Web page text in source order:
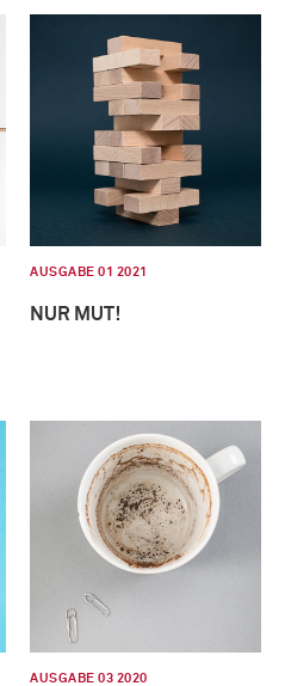
AUSGABE 01 2021
NUR MUT!
AUSGABE 03 2020